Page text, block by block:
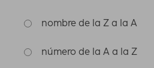
nombre de la Z a la A
número de la A a la Z